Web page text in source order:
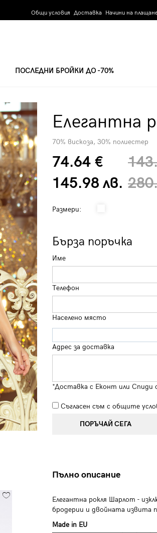
Общи условия Доставка Начини на
ПОСЛЕДНИ БРОЙКИ ДО -70%
Елегантна
70% вискоза, 30% полиестер
74.64 €
145.98 лв.
Размери:
Бърза поръчка
Име
Телефон
Населено място
Адрес за доставка
*Доставка с Еконт или
Съгласен съм с общите
ПОРЪЧАЙ СЕГА
Пълно описание
Елегантна рокля Шарлот -
бродерии и двойната извита
Made in EU